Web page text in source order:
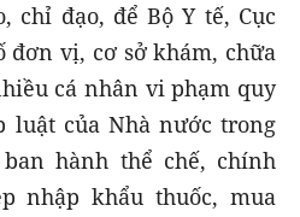
chỉ đạo, để Bộ Y tế, Cục
đơn vị, cơ sở khám, chữa
cá nhân vi phạm quy
luật của Nhà nước trong
hành thể chế, chính
nhập khẩu thuốc, mua